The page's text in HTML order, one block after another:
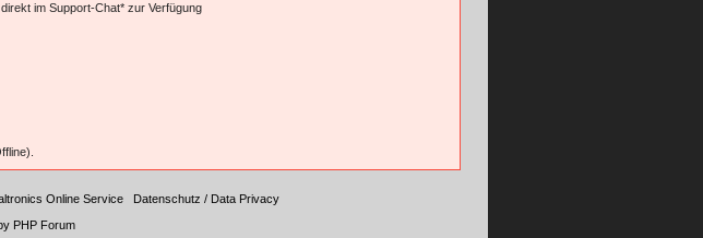
im Support-Chat* zur Verfügung
Online Service
Datenschutz / Data Privacy
PHP Forum